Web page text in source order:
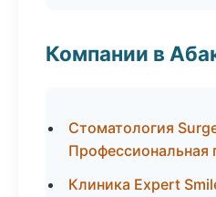
Компании в
Стоматология
Профессиональная
Клиника Expert